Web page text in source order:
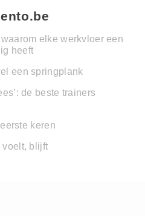
elke werkvloer een
heeft
een springplank
de beste trainers
keren
voelt, blijft